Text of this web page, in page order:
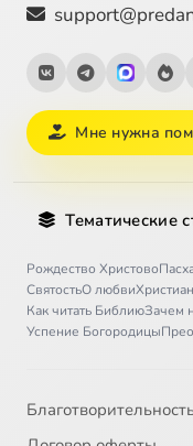
Мне нужна
Тематические
Рождество Христово
СвятостьО любви
Как читать БиблиюЗачем
Успение Богородицы